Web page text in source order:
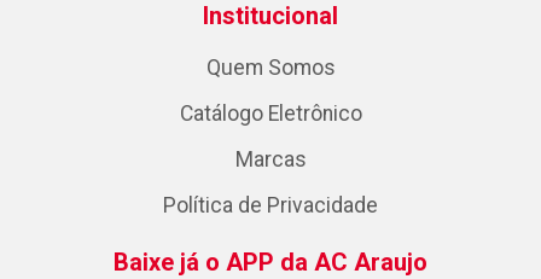
Institucional
Quem Somos
Catálogo Eletrônico
Marcas
Política de Privacidade
Baixe já o APP da AC Araujo